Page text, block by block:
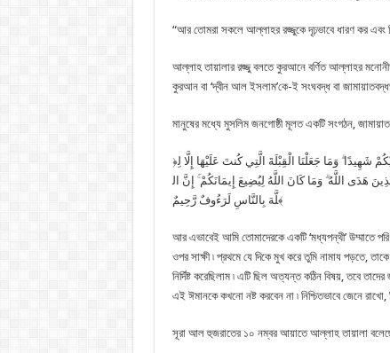
“আর তোমরা সকলে আল্লাহর রজ্জুকে দৃঢ়ভাবে ধারণ কর
আল্লাহ তায়ালার রজ্জু বলতে কুরআনে বর্ণিত আল্লাহর
কুরআন বা ‘দ্বীন আল ইসলাম’কে-ই সংঘবদ্ধ বা
মানুষের মধ্যে মুসলিম জনগোষ্ঠী মূলত একটি সংগঠন,
﴿وَكَذَٰلِكَ جَعَلْنَاكُمْ أُمَّةً وَسَطًا لِّتَكُونُوا شُهَدَاءَ عَلَى النَّاسِ وَيَكُونَ الرَّسُولُ عَلَيْكُمْ شَهِيدًا ۗ وَمَا جَعَلْنَا الْقِبْلَةَ الَّتِي كُنتَ عَلَيْهَا إِلَّا لِ
هَدَى اللَّهُ ۗ وَمَا كَانَ اللَّهُ لِيُضِيعَ إِيمَانَكُمْ ۚ إِنَّ ال
لَّهَ بِالنَّاسِ لَرَءُوفٌ رَّحِيمٌ﴾
আর এভাবেই আমি তোমাদেরকে একটি ‘মধ্যপন্থী’ উম্মাতে
ওপর সাক্ষী ৷ প্রথমে যে দিকে মুখ করে তুমি নামায পড়তে,
নির্দিষ্ট করেছিলাম ৷ এটি ছিল অত্যন্ত কঠিন বিষয়, তবে
এই ঈমানকে কখনো নষ্ট করবেন না ৷ নিশ্চিতভাবে জেনে
সূরা আল হুজরাতের ১০ নম্বর আয়াতে আল্লাহ তায়ালা